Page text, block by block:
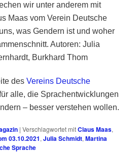
wir unter anderem mit
Maas vom Verein Deutsche
was Gendern ist und woher
Autoren: Julia
Burkhard Thom
desVereins Deutsche
alle, die Sprachentwicklungen
– besser verstehen wollen.
|Verschlagwortet mitClaus Maas,
03.10.2021,Julia Schmidt,Martina
Sprache